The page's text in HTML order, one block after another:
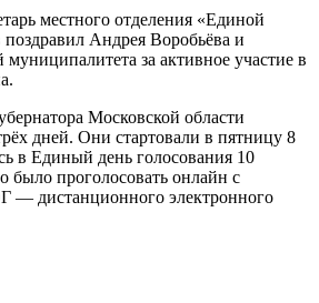
местного отделения «Единой
Андрея Воробьёва и
за активное участие в
Московской области
дней. Они стартовали в пятницу 8
в Единый день голосования 10
было проголосовать онлайн с
дистанционного электронного